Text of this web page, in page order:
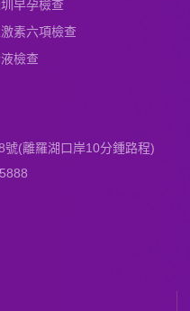
早孕檢查
素六項檢查
檢查
(離羅湖口岸10分鍾路程)